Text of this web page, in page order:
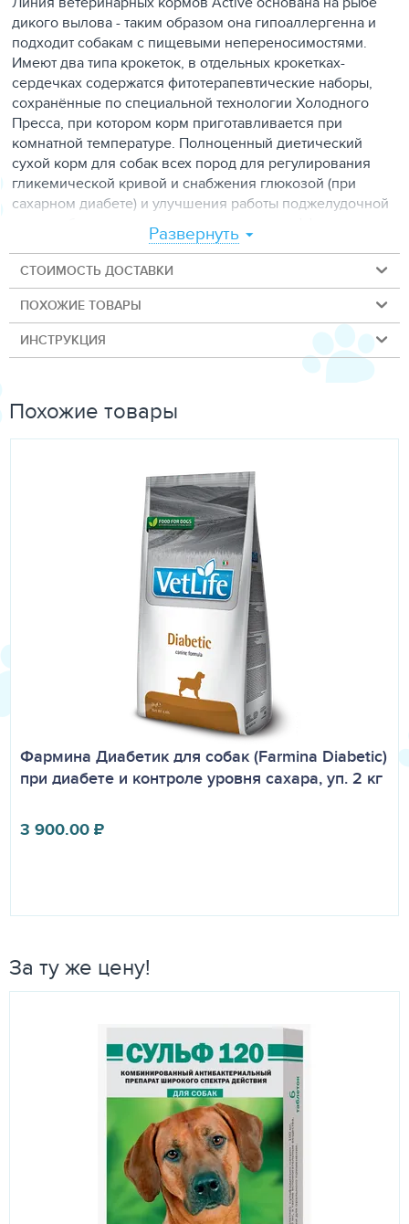
дикого вылова - таким образом она гипоаллергенна и
подходит собакам с пищевыми непереносимостями.
Имеют два типа крокеток, в отдельных крокетках-
сердечках содержатся фитотерапевтические наборы,
сохранённые по специальной технологии Холодного
Пресса, при котором корм приготавливается при
комнатной температуре. Полноценный диетический
сухой корм для собак всех пород для регулирования
гликемической кривой и снабжения глюкозой (при
сахарном диабете) и улучшения работы поджелудочной
железы благодаря гипогликемическому эффекту.
Идеально подходит для снижения пищевой
непереносимости вашей собаки и одновременного
удовлетворения всех потребностей в питании.
ИнгредиентыАФС: гидролизаты рыбного белка 2,3%,
картофельный белок, минеральные вещества, остатки
сока сухофруктов ( Citrus aurantium 0,0355%), хитозамин
Добавки:
6,5 мг, Витамин В12 0,05 мг, Витамин РР 21 мг, Фолиевая
кислота 1,6 мг, D -пантотеновая кислота 13,8 мг,
холинхлорид 1700 мг, моногидрат сульфата цинка 135 мг
(Zn 50 мг), хелат аминокислоты меди(II) 39 мг (Cu 10 мг),
DL-метионин 500 мг, L-карнитин 42 мг.
Технологические добавки: антиоксиданты, консерванты,
экстракт богатый токоферолами природного
происхождения 11 мг.
Сенсорные добавки: Натуральные продукты
ботанического определения: Rosmarinus officinalis 7,7 мг.
Энергетическая ценность: 3102 ккал/кг – 13,0 МДж/кг.
Развернуть
СТОИМОСТЬ ДОСТАВКИ
ПОХОЖИЕ ТОВАРЫ
ИНСТРУКЦИЯ
Похожие товары
Фармина Диабетик для собак (Farmina Diabetic)
при диабете и контроле уровня сахара, уп. 2 кг
3 900.00₽
За ту же цену!